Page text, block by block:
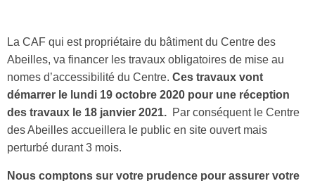
La CAF qui est propriétaire du bâtiment du Centre des
Abeilles, va financer les travaux obligatoires de mise au
nomes d’accessibilité du Centre. Ces travaux vont
démarrer le lundi 19 octobre 2020 pour une réception
des travaux le 18 janvier 2021. Par conséquent le Centre
des Abeilles accueillera le public en site ouvert mais
perturbé durant 3 mois.
Nous comptons sur votre prudence pour assurer votre